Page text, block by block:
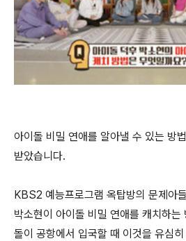
아이돌 비밀 연애를 알아낼 수 있는 방
받았습니다.
KBS2 예능프로그램 옥탑방의 문제아
박소현이 아이돌 비밀 연애를 캐치하는
돌이 공항에서 입국할 때 이것을 유심